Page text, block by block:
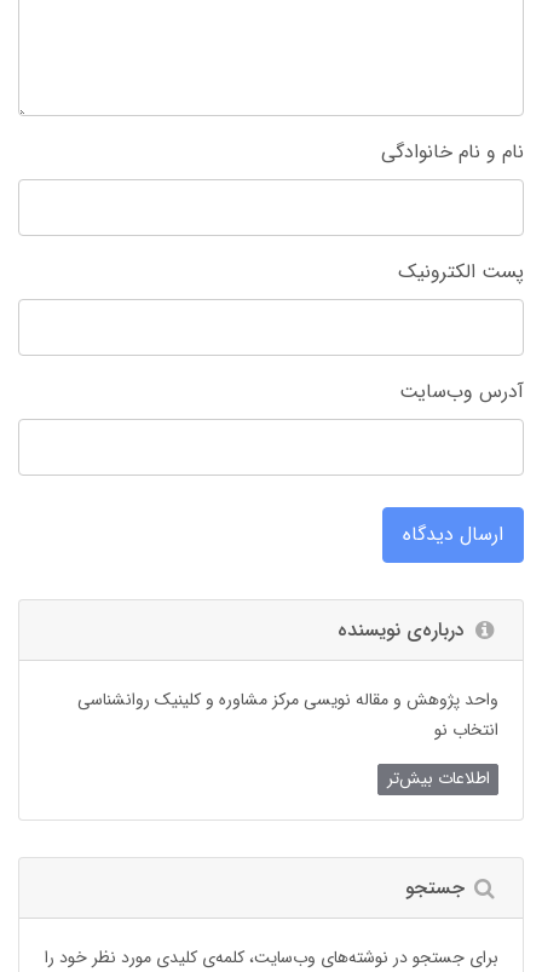
نام و نام خانوادگی
پست الکترونیک
آدرس وب‌سایت
ارسال دیدگاه
درباره‌ی نویسنده
واحد پژوهش و مقاله نویسی مرکز مشاوره و کلینیک روانشناسی
انتخاب نو
اطلاعات بیش‌تر
جستجو
برای جستجو در نوشته‌های وب‌سایت، کلمه‌ی کلیدی مورد نظر خود را